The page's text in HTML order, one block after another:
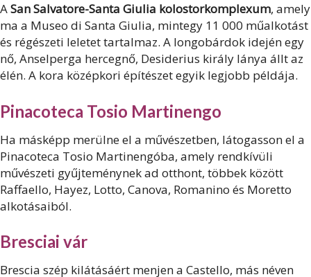
ASan Salvatore-Santa Giulia kolostorkomplexum, amely
ma a Museo di Santa Giulia, mintegy 11 000 műalkotást
és régészeti leletet tartalmaz. A longobárdok idején egy
nő, Anselperga hercegnő, Desiderius király lánya állt az
élén. A kora középkori építészet egyik legjobb példája.
Pinacoteca Tosio Martinengo
Ha másképp merülne el a művészetben, látogasson el a
Pinacoteca Tosio Martinengóba, amely rendkívüli
művészeti gyűjteménynek ad otthont, többek között
Raffaello, Hayez, Lotto, Canova, Romanino és Moretto
alkotásaiból.
Bresciai vár
Brescia szép kilátásáért menjen a Castello, más néven